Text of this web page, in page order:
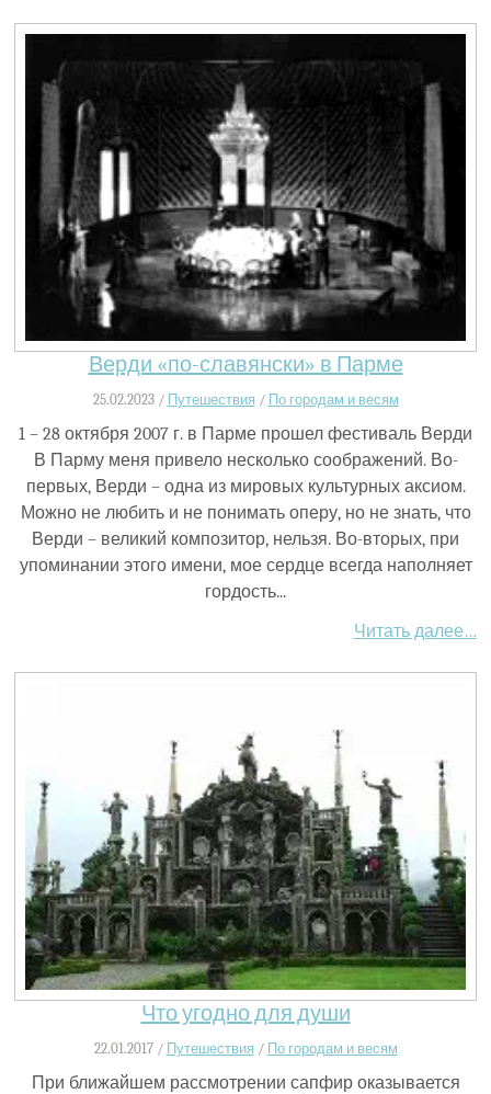
Верди «по-славянски» в Парме
25.02.2023 / Путешествия / По городам и весям
1 – 28 октября 2007 г. в Парме прошел фестиваль Верди
В Парму меня привело несколько соображений. Во-
первых, Верди – одна из мировых культурных аксиом.
Можно не любить и не понимать оперу, но не знать, что
Верди – великий композитор, нельзя. Во-вторых, при
упоминании этого имени, мое сердце всегда наполняет
гордость...
Читать далее…
Что угодно для души
22.01.2017 / Путешествия / По городам и весям
При ближайшем рассмотрении сапфир оказывается